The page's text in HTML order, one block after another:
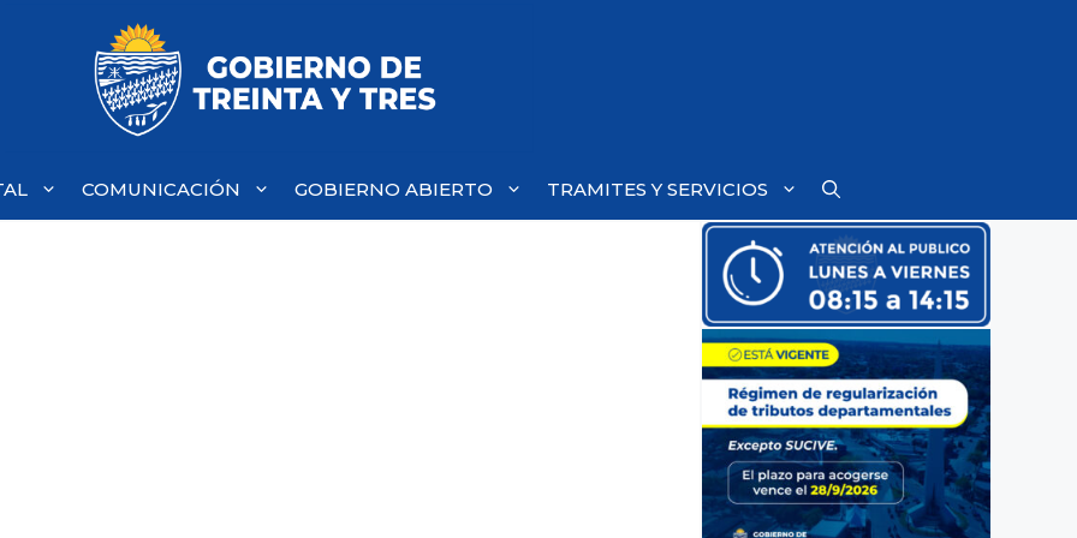
COMUNICACIÓN GOBIERNO ABIERTO TRAMITES Y SERVICIOS